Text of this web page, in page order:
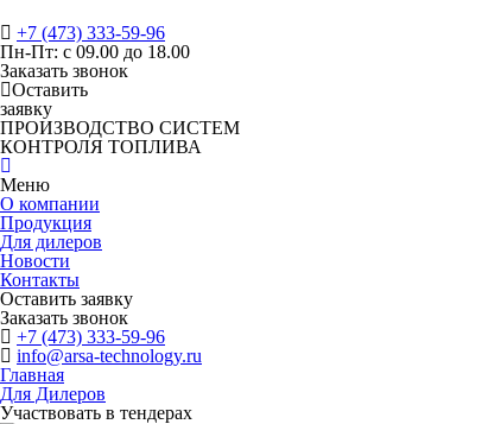
+7 (473) 333-59-96
Пн-Пт: с 09.00 до 18.00
Заказать звонок
Оставить
заявку
ПРОИЗВОДСТВО СИСТЕМ
КОНТРОЛЯ ТОПЛИВА
Меню
О компании
Продукция
Для дилеров
Новости
Контакты
Оставить заявку
Заказать звонок
+7 (473) 333-59-96
info@arsa-technology.ru
Главная
Для Дилеров
Участвовать в тендерах